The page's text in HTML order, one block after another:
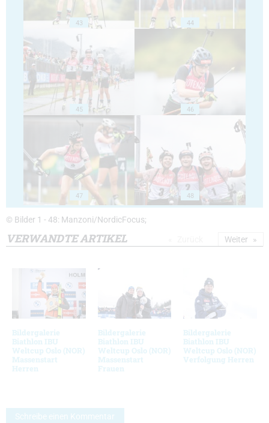
43 44
45 46
47 48
© Bilder 1 - 48: Manzoni/NordicFocus;
VERWANDTE ARTIKEL
Bildergalerie
Biathlon IBU
Weltcup Oslo (NOR)
Massenstart
Herren
Bildergalerie
Biathlon IBU
Weltcup Oslo (NOR)
Massenstart
Frauen
Bildergalerie
Biathlon IBU
Weltcup Oslo (NOR)
Verfolgung Herren
Weiter
Schreibe einen Kommentar